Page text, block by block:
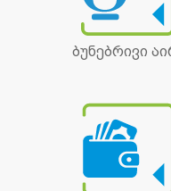
ბუნებრივი